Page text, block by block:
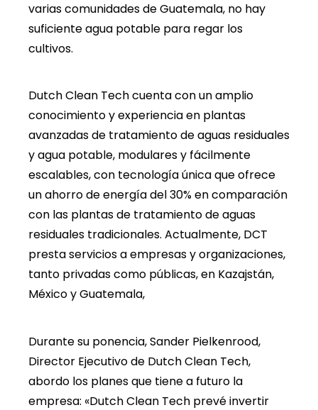
varias comunidades de Guatemala, no hay
suficiente agua potable para regar los
cultivos.
Dutch Clean Tech cuenta con un amplio
conocimiento y experiencia en plantas
avanzadas de tratamiento de aguas residuales
y agua potable, modulares y fácilmente
escalables, con tecnología única que ofrece
un ahorro de energía del 30% en comparación
con las plantas de tratamiento de aguas
residuales tradicionales. Actualmente, DCT
presta servicios a empresas y organizaciones,
tanto privadas como públicas, en Kazajstán,
México y Guatemala,
Durante su ponencia, Sander Pielkenrood,
Director Ejecutivo de Dutch Clean Tech,
abordo los planes que tiene a futuro la
empresa: «Dutch Clean Tech prevé invertir